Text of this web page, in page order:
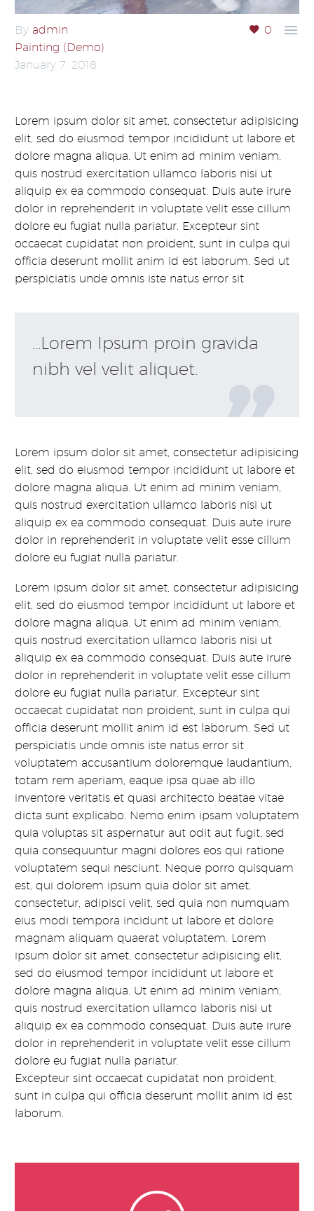
0 
By admin
Painting (Demo)
January 7, 2018
Lorem ipsum dolor sit amet, consectetur adipisicing
elit, sed do eiusmod tempor incididunt ut labore et
dolore magna aliqua. Ut enim ad minim veniam,
quis nostrud exercitation ullamco laboris nisi ut
aliquip ex ea commodo consequat. Duis aute irure
dolor in reprehenderit in voluptate velit esse cillum
dolore eu fugiat nulla pariatur. Excepteur sint
occaecat cupidatat non proident, sunt in culpa qui
officia deserunt mollit anim id est laborum. Sed ut
perspiciatis unde omnis iste natus error sit
…Lorem Ipsum proin gravida
nibh vel velit aliquet.
Lorem ipsum dolor sit amet, consectetur adipisicing
elit, sed do eiusmod tempor incididunt ut labore et
dolore magna aliqua. Ut enim ad minim veniam,
quis nostrud exercitation ullamco laboris nisi ut
aliquip ex ea commodo consequat. Duis aute irure
dolor in reprehenderit in voluptate velit esse cillum
dolore eu fugiat nulla pariatur.
Lorem ipsum dolor sit amet, consectetur adipisicing
elit, sed do eiusmod tempor incididunt ut labore et
dolore magna aliqua. Ut enim ad minim veniam,
quis nostrud exercitation ullamco laboris nisi ut
aliquip ex ea commodo consequat. Duis aute irure
dolor in reprehenderit in voluptate velit esse cillum
dolore eu fugiat nulla pariatur. Excepteur sint
occaecat cupidatat non proident, sunt in culpa qui
officia deserunt mollit anim id est laborum. Sed ut
perspiciatis unde omnis iste natus error sit
voluptatem accusantium doloremque laudantium,
totam rem aperiam, eaque ipsa quae ab illo
inventore veritatis et quasi architecto beatae vitae
dicta sunt explicabo. Nemo enim ipsam voluptatem
quia voluptas sit aspernatur aut odit aut fugit, sed
quia consequuntur magni dolores eos qui ratione
voluptatem sequi nesciunt. Neque porro quisquam
est, qui dolorem ipsum quia dolor sit amet,
consectetur, adipisci velit, sed quia non numquam
eius modi tempora incidunt ut labore et dolore
magnam aliquam quaerat voluptatem. Lorem
ipsum dolor sit amet, consectetur adipisicing elit,
sed do eiusmod tempor incididunt ut labore et
dolore magna aliqua. Ut enim ad minim veniam,
quis nostrud exercitation ullamco laboris nisi ut
aliquip ex ea commodo consequat. Duis aute irure
dolor in reprehenderit in voluptate velit esse cillum
dolore eu fugiat nulla pariatur.
Excepteur sint occaecat cupidatat non proident,
sunt in culpa qui officia deserunt mollit anim id est
laborum.